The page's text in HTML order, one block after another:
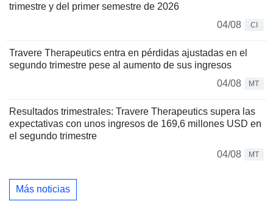
trimestre y del primer semestre de 2026
04/08
CI
Travere Therapeutics entra en pérdidas ajustadas en el
segundo trimestre pese al aumento de sus ingresos
04/08
MT
Resultados trimestrales: Travere Therapeutics supera las
expectativas con unos ingresos de 169,6 millones USD en
el segundo trimestre
04/08
MT
Más noticias